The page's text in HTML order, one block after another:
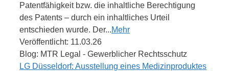
Patentfähigkeit bzw. die inhaltliche Berechtigung
des Patents – durch ein inhaltliches Urteil
entschieden wurde. Der...Mehr
Veröffentlicht: 11.03.26
Blog: MTR Legal - Gewerblicher Rechtsschutz
LG Düsseldorf: Ausstellung eines Medizinproduktes